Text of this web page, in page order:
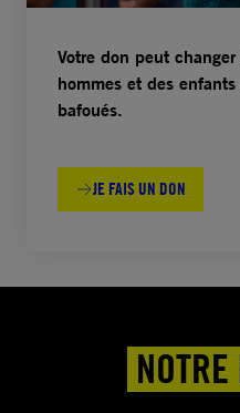
Votre don peut
hommes et des
bafoués.
JE FAIS UN DON